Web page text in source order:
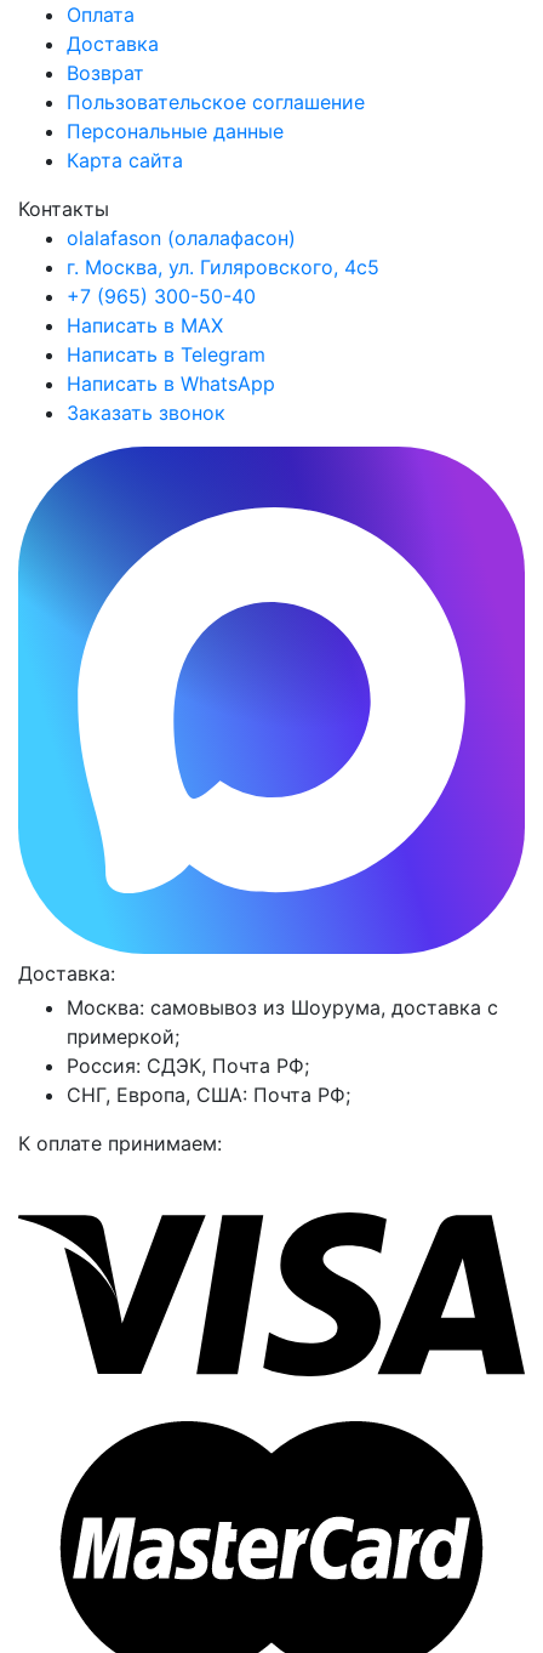
Оплата
Доставка
Возврат
Пользовательское соглашение
Персональные данные
Карта сайта
Контакты
olalafason (олалафасон)
г. Москва, ул. Гиляровского, 4с5
+7 (965) 300-50-40
Написать в MAX
Написать в Telegram
Написать в WhatsApp
Заказать звонок
Доставка:
Москва: самовывоз из Шоурума, доставка с
примеркой;
Россия: СДЭК, Почта РФ;
СНГ, Европа, США: Почта РФ;
К оплате принимаем: